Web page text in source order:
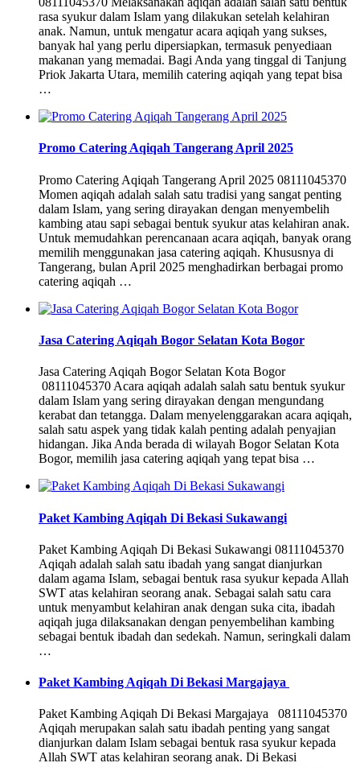
rasa syukur dalam Islam yang dilakukan setelah kelahiran
anak. Namun, untuk mengatur acara aqiqah yang sukses,
banyak hal yang perlu dipersiapkan, termasuk penyediaan
makanan yang memadai. Bagi Anda yang tinggal di Tanjung
Priok Jakarta Utara, memilih catering aqiqah yang tepat bisa
…
Promo Catering Aqiqah Tangerang April 2025
Promo Catering Aqiqah Tangerang April 2025 08111045370
Momen aqiqah adalah salah satu tradisi yang sangat penting
dalam Islam, yang sering dirayakan dengan menyembelih
kambing atau sapi sebagai bentuk syukur atas kelahiran anak.
Untuk memudahkan perencanaan acara aqiqah, banyak orang
memilih menggunakan jasa catering aqiqah. Khususnya di
Tangerang, bulan April 2025 menghadirkan berbagai promo
catering aqiqah …
Jasa Catering Aqiqah Bogor Selatan Kota Bogor
Jasa Catering Aqiqah Bogor Selatan Kota Bogor
08111045370 Acara aqiqah adalah salah satu bentuk syukur
dalam Islam yang sering dirayakan dengan mengundang
kerabat dan tetangga. Dalam menyelenggarakan acara aqiqah,
salah satu aspek yang tidak kalah penting adalah penyajian
hidangan. Jika Anda berada di wilayah Bogor Selatan Kota
Bogor, memilih jasa catering aqiqah yang tepat bisa …
Paket Kambing Aqiqah Di Bekasi Sukawangi
Paket Kambing Aqiqah Di Bekasi Sukawangi 08111045370
Aqiqah adalah salah satu ibadah yang sangat dianjurkan
dalam agama Islam, sebagai bentuk rasa syukur kepada Allah
SWT atas kelahiran seorang anak. Sebagai salah satu cara
untuk menyambut kelahiran anak dengan suka cita, ibadah
aqiqah juga dilaksanakan dengan penyembelihan kambing
sebagai bentuk ibadah dan sedekah. Namun, seringkali dalam
…
Paket Kambing Aqiqah Di Bekasi Margajaya
Paket Kambing Aqiqah Di Bekasi Margajaya 08111045370
Aqiqah merupakan salah satu ibadah penting yang sangat
dianjurkan dalam Islam sebagai bentuk rasa syukur kepada
Allah SWT atas kelahiran seorang anak. Di Bekasi